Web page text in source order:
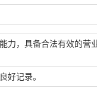
力，具备合法有效的
好记录。